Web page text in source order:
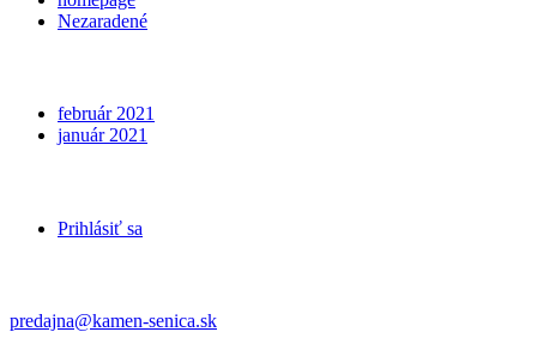
Nezaradené
február 2021
január 2021
Prihlásiť sa
predajna@kamen-senica.sk